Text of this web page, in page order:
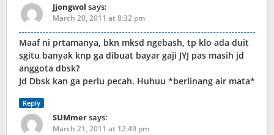
Jjongwol says:
March 20, 2011 at 8:32 pm
Maaf ni prtamanya, bkn mksd ngebash, tp klo ada duit
sgitu banyak knp ga dibuat bayar gaji JYJ pas masih jd
anggota dbsk?
Jd Dbsk kan ga perlu pecah. Huhuu *berlinang air mata*
Reply
SUMmersays:
March 21, 2011 at 12:49 pm